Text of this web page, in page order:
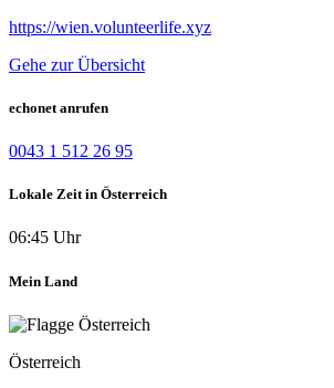
https://wien.volunteerlife.xyz
Gehe zur Übersicht
echonet anrufen
0043 1 512 26 95
Lokale Zeit in Österreich
06:45 Uhr
Mein Land
Österreich